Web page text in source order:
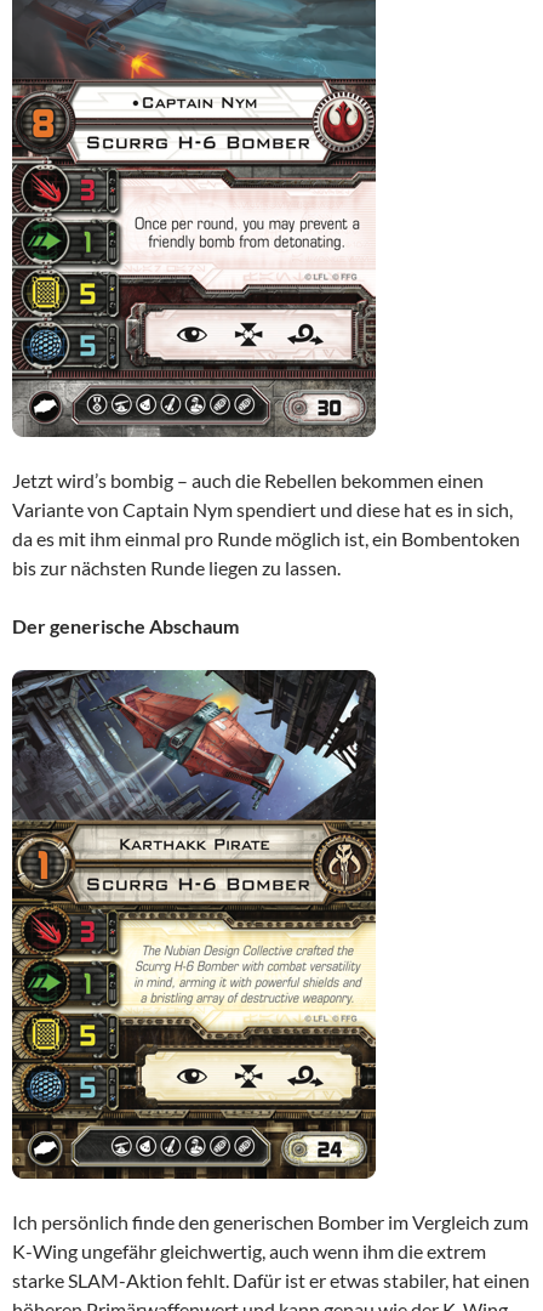
Jetzt wird’s bombig – auch die Rebellen bekommen einen
Variante von Captain Nym spendiert und diese hat es in sich,
da es mit ihm einmal pro Runde möglich ist, ein Bombentoken
bis zur nächsten Runde liegen zu lassen.
Der generische Abschaum
Ich persönlich finde den generischen Bomber im Vergleich zum
K-Wing ungefähr gleichwertig, auch wenn ihm die extrem
starke SLAM-Aktion fehlt. Dafür ist er etwas stabiler, hat einen